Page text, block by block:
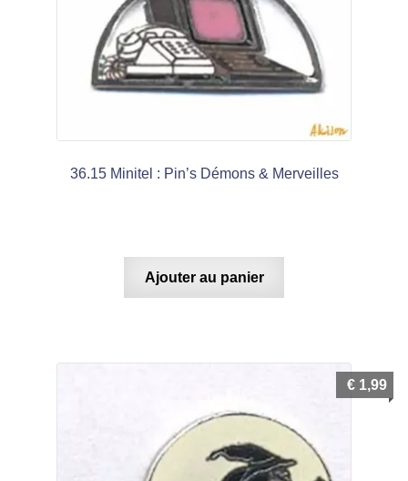
36.15 Minitel : Pin’s Démons & Merveilles
Ajouter au panier
€ 1,99